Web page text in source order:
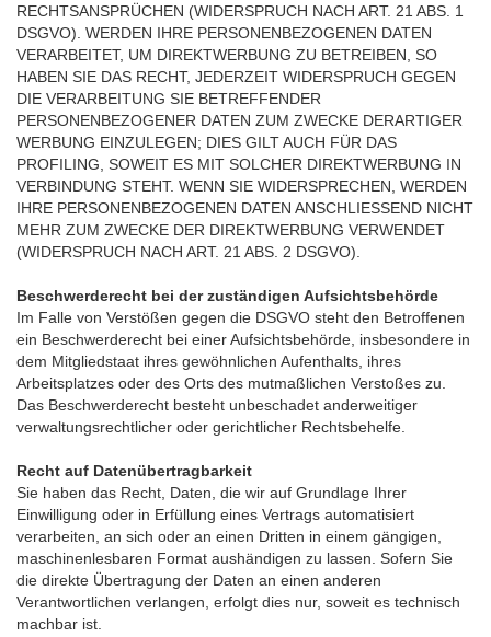
RECHTSANSPRÜCHEN (WIDERSPRUCH NACH ART. 21 ABS. 1
DSGVO). WERDEN IHRE PERSONENBEZOGENEN DATEN
VERARBEITET, UM DIREKTWERBUNG ZU BETREIBEN, SO
HABEN SIE DAS RECHT, JEDERZEIT WIDERSPRUCH GEGEN
DIE VERARBEITUNG SIE BETREFFENDER
PERSONENBEZOGENER DATEN ZUM ZWECKE DERARTIGER
WERBUNG EINZULEGEN; DIES GILT AUCH FÜR DAS
PROFILING, SOWEIT ES MIT SOLCHER DIREKTWERBUNG IN
VERBINDUNG STEHT. WENN SIE WIDERSPRECHEN, WERDEN
IHRE PERSONENBEZOGENEN DATEN ANSCHLIESSEND NICHT
MEHR ZUM ZWECKE DER DIREKTWERBUNG VERWENDET
(WIDERSPRUCH NACH ART. 21 ABS. 2 DSGVO).
Beschwerderecht bei der zuständigen Aufsichtsbehörde
Im Falle von Verstößen gegen die DSGVO steht den Betroffenen
ein Beschwerderecht bei einer Aufsichtsbehörde, insbesondere in
dem Mitgliedstaat ihres gewöhnlichen Aufenthalts, ihres
Arbeitsplatzes oder des Orts des mutmaßlichen Verstoßes zu.
Das Beschwerderecht besteht unbeschadet anderweitiger
verwaltungsrechtlicher oder gerichtlicher Rechtsbehelfe.
Recht auf Datenübertragbarkeit
Sie haben das Recht, Daten, die wir auf Grundlage Ihrer
Einwilligung oder in Erfüllung eines Vertrags automatisiert
verarbeiten, an sich oder an einen Dritten in einem gängigen,
maschinenlesbaren Format aushändigen zu lassen. Sofern Sie
die direkte Übertragung der Daten an einen anderen
Verantwortlichen verlangen, erfolgt dies nur, soweit es technisch
machbar ist.